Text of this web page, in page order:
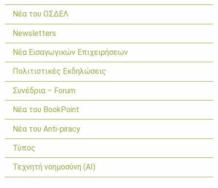
Νέα του ΟΣΔΕΛ
Newsletters
Νέα Εισαγωγικών Επιχειρήσεων
Πολιτιστικές Εκδηλώσεις
Συνέδρια – Forum
Νέα του BookPoint
Νέα του Anti-piracy
Τύπος
Τεχνητή νοημοσύνη (ΑΙ)